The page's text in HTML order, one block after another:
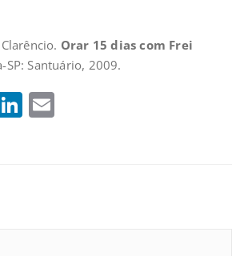
Orar 15 dias com Frei
SP: Santuário, 2009.
LinkedIn